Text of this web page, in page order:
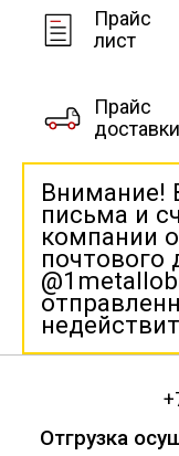
Прайс
лист
Прайс
доставки
Внимание!
письма и
компании
почтового
Отгрузка